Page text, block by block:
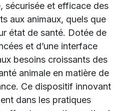
sécurisée et efficace des
aux animaux, quels que
état de santé. Dotée de
et d’une interface
besoins croissants des
animale en matière de
Ce dispositif innovant
dans les pratiques